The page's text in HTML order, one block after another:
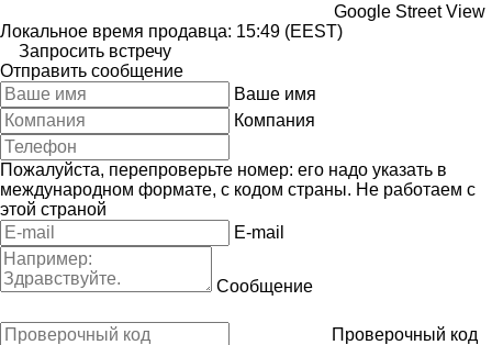
Google Street View
Локальное время продавца: 15:49 (EEST)
Запросить встречу
Отправить сообщение
Ваше имя
Компания
Пожалуйста, перепроверьте номер: его надо указать в
международном формате, с кодом страны. Не работаем с
этой страной
E-mail
Сообщение
Проверочный код